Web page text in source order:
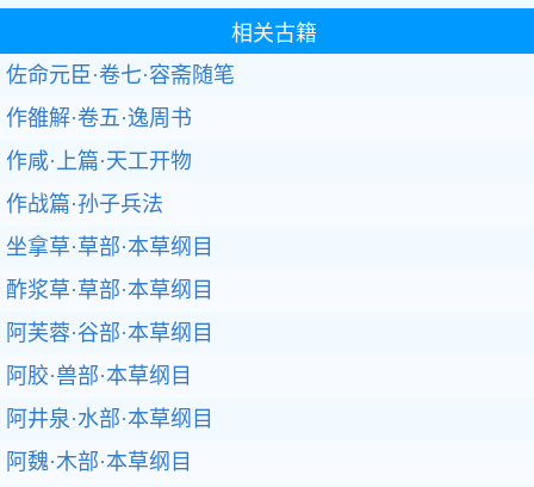
相关古籍
佐命元臣·卷七·容斋随笔
作雒解·卷五·逸周书
作咸·上篇·天工开物
作战篇·孙子兵法
坐拿草·草部·本草纲目
酢浆草·草部·本草纲目
阿芙蓉·谷部·本草纲目
阿胶·兽部·本草纲目
阿井泉·水部·本草纲目
阿魏·木部·本草纲目